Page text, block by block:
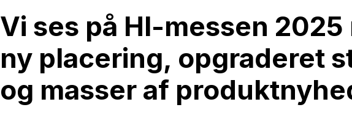
Vi ses på HI-messen 2025
ny placering, opgraderet
og masser af